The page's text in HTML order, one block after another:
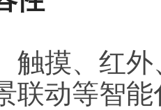
触摸、红
联动等智